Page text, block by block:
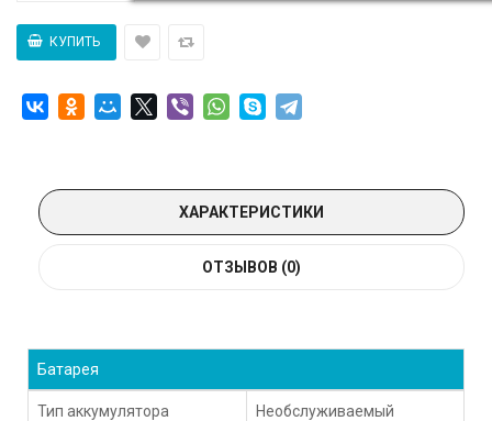
ХАРАКТЕРИСТИКИ
ОТЗЫВОВ (0)
Батарея
Тип аккумулятора
Необслуживаемый